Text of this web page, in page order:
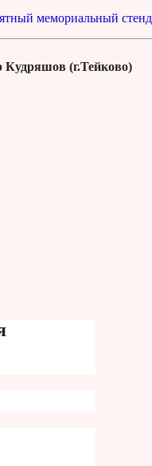
мемориальный
Кудряшов (г.Тейково)